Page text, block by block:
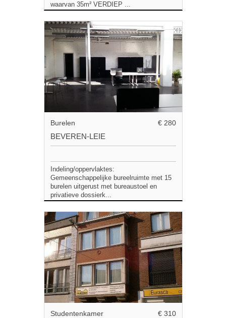
waarvan 35m² VERDIEP ...
Burelen € 280
BEVEREN-LEIE
Indeling/oppervlaktes:
Gemeenschappelijke bureelruimte met 15
burelen uitgerust met bureaustoel en
privatieve dossierk...
Studentenkamer € 310